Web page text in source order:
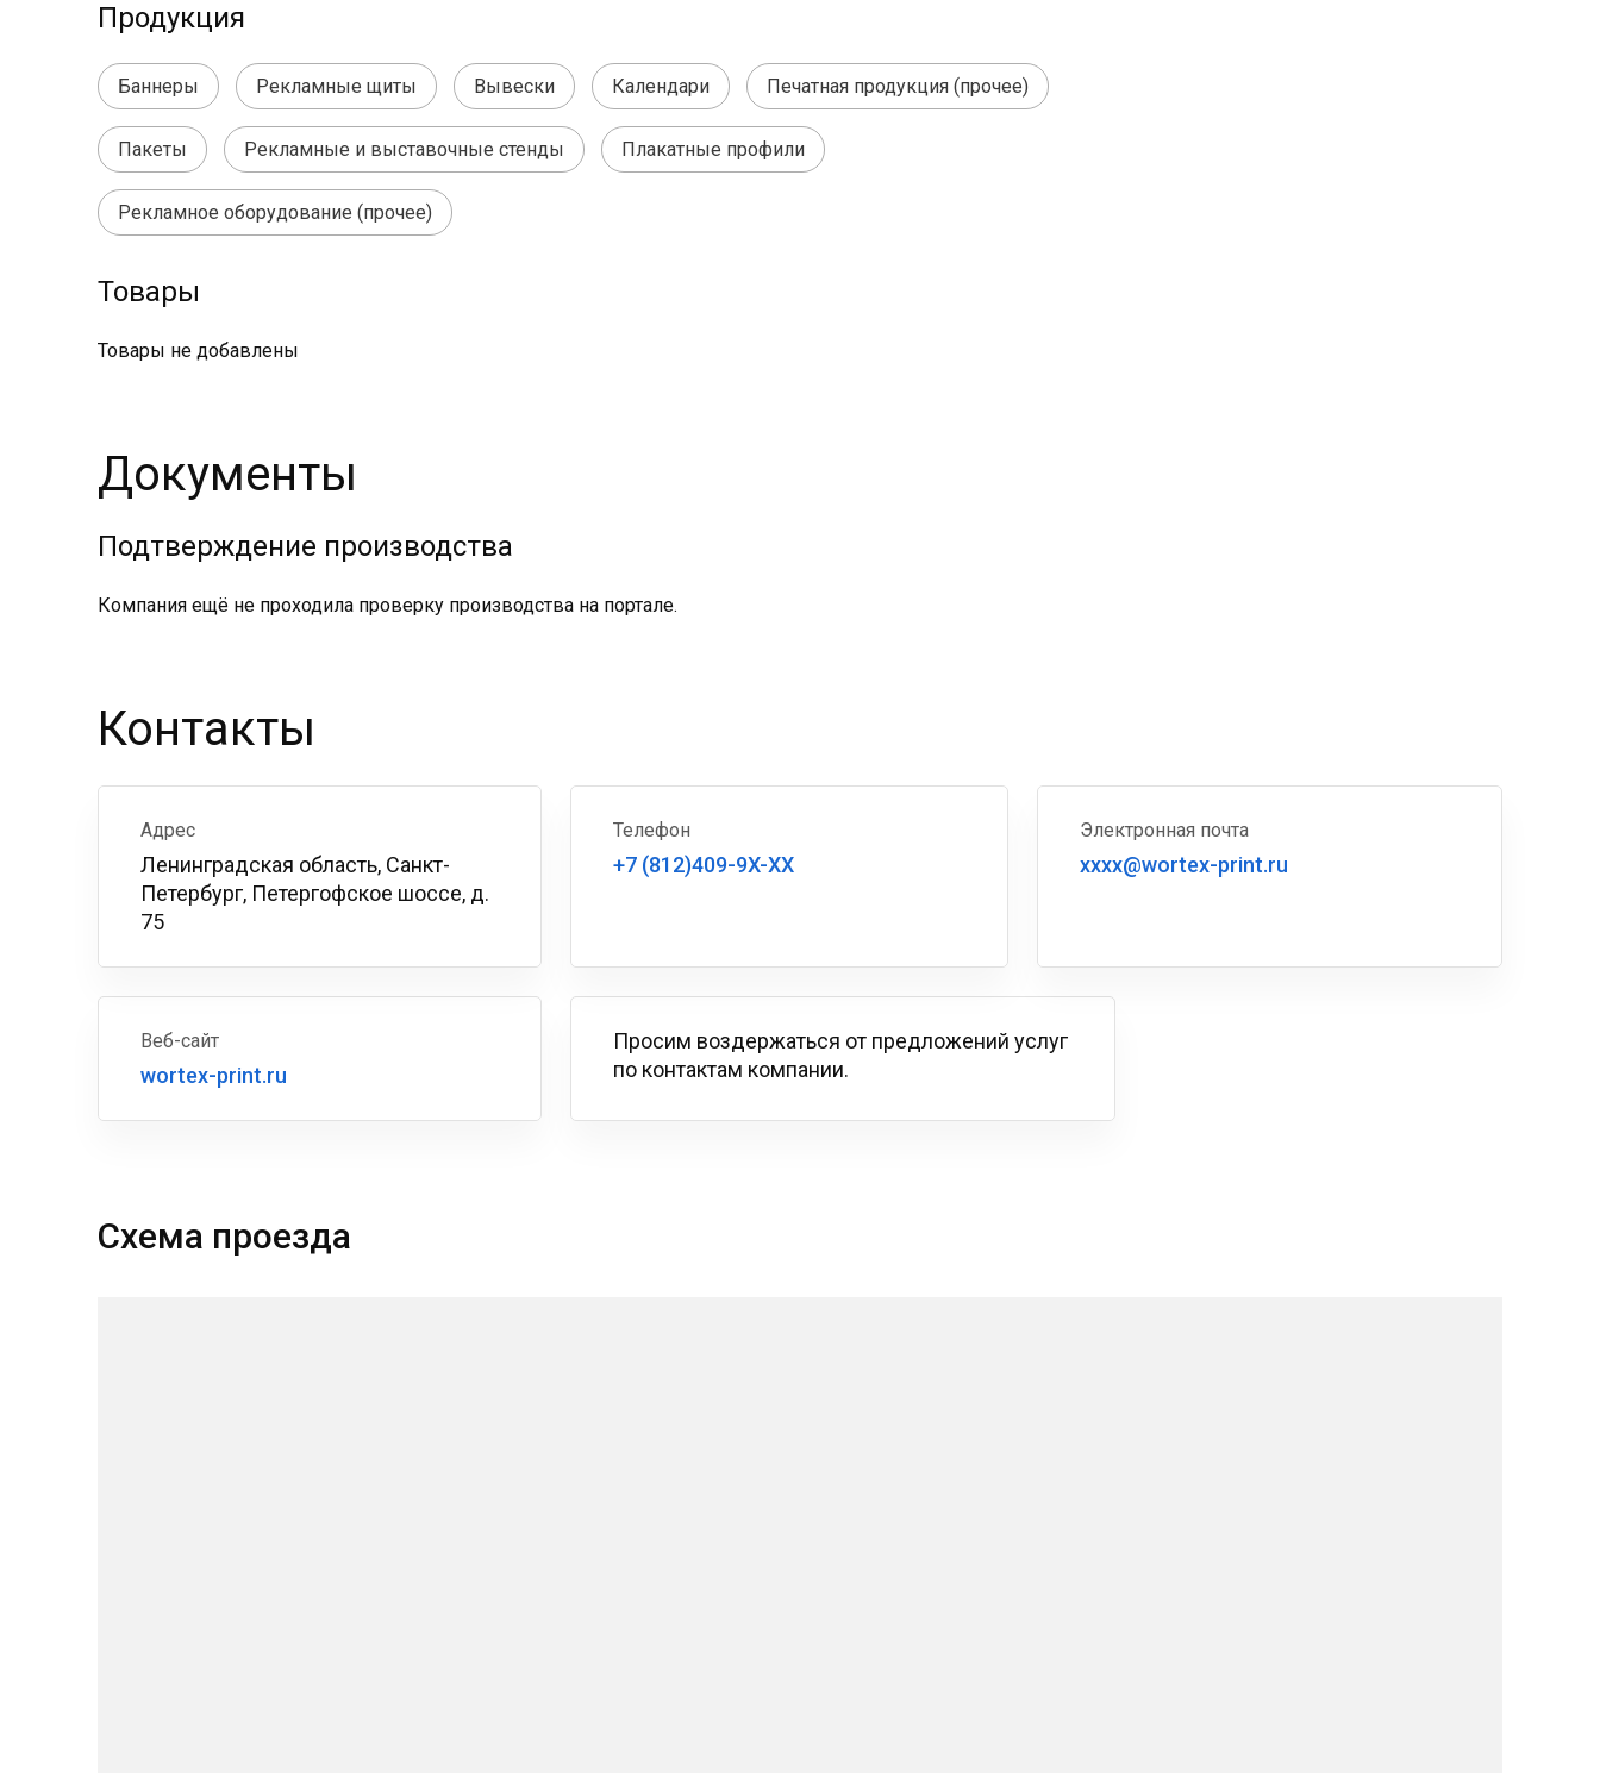
Продукция
Баннеры Рекламные щиты Вывески Календари Печатная продукция (прочее)
Пакеты Рекламные и выставочные стенды Плакатные профили
Рекламное оборудование (прочее)
Товары
Товары не добавлены
Документы
Подтверждение производства
Компания ещё не проходила проверку производства на портале.
Контакты
Адрес
Ленинградская область, Санкт-
Петербург, Петергофское шоссе, д.
75
Телефон
+7 (812)409-9X-XX
Электронная почта
xxxx@wortex-print.ru
Веб-сайт
wortex-print.ru
Просим воздержаться от предложений услуг
по контактам компании.
Схема проезда